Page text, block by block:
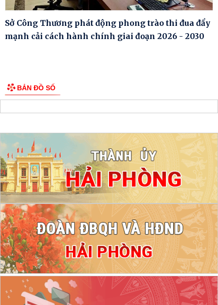
Sở Công Thương phát động phong trào thi đua đẩy
mạnh cải cách hành chính giai đoạn 2026 - 2030
BẢN ĐỒ SỐ